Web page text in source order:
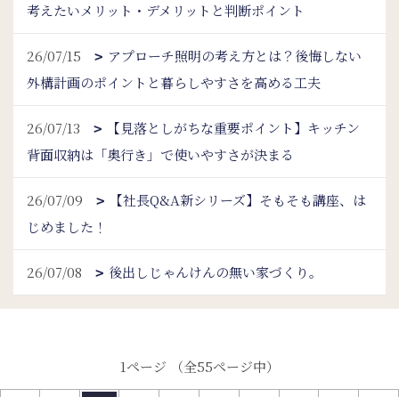
考えたいメリット・デメリットと判断ポイント
26/07/15
アプローチ照明の考え方とは？後悔しない
外構計画のポイントと暮らしやすさを高める工夫
26/07/13
【見落としがちな重要ポイント】キッチン
背面収納は「奥行き」で使いやすさが決まる
26/07/09
【社長Q&A新シリーズ】そもそも講座、は
じめました！
26/07/08 後出しじゃんけんの無い家づくり。
1ページ （全55ページ中）